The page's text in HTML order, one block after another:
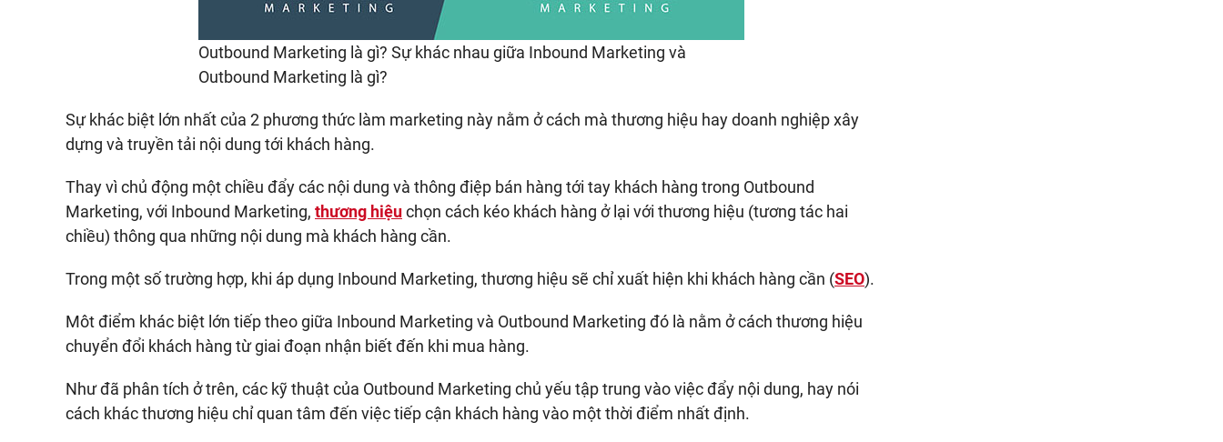
Outbound Marketing là gì? Sự khác nhau giữa Inbound Marketing và
Outbound Marketing là gì?
Sự khác biệt lớn nhất của 2 phương thức làm marketing này nằm ở cách mà thương hiệu hay doanh nghiệp xây
dựng và truyền tải nội dung tới khách hàng.
Thay vì chủ động một chiều đẩy các nội dung và thông điệp bán hàng tới tay khách hàng trong Outbound
Marketing, với Inbound Marketing, thương hiệuchọn cách kéo khách hàng ở lại với thương hiệu (tương tác hai
chiều) thông qua những nội dung mà khách hàng cần.
Trong một số trường hợp, khi áp dụng Inbound Marketing, thương hiệu sẽ chỉ xuất hiện khi khách hàng cần (SEO).
Môt điểm khác biệt lớn tiếp theo giữa Inbound Marketing và Outbound Marketing đó là nằm ở cách thương hiệu
chuyển đổi khách hàng từ giai đoạn nhận biết đến khi mua hàng.
Như đã phân tích ở trên, các kỹ thuật của Outbound Marketing chủ yếu tập trung vào việc đẩy nội dung, hay nói
cách khác thương hiệu chỉ quan tâm đến việc tiếp cận khách hàng vào một thời điểm nhất định.